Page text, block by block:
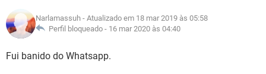
GUIA DE COMPRAS
OUTLOOK EXCEL
INSTAGRAM
GUIA DE COMPRAS
CELULAR FACEBOOK
GLOSSÁRIO
JOGOS
CELULAR
Narlamassuh - Atualizado em 18 mar 2019 às 05:58
Perfil bloqueado - 16 mar 2020 às 04:40
Fui banido do Whatsapp.